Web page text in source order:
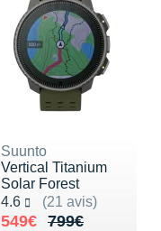
Suunto
Vertical Titanium
Solar Forest
4.6
(21 avis)
Noté 4.6 sur 5
799€
Au lieu de 799€
549€
Vendu 549€